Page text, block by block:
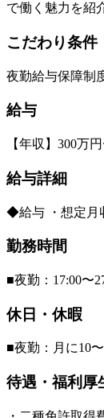
で働く魅力を紹
こだわり条件
夜勤給与保障制
給与
【年収】300万
給与詳細
◆給与 ・想定月
勤務時間
■夜勤：17:00〜
休日・休暇
■夜勤：月に10
待遇・福利厚